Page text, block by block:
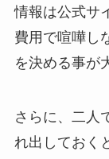
情報は公式サ
費用で喧嘩し
を決める事が
さらに、二人
れ出しておく